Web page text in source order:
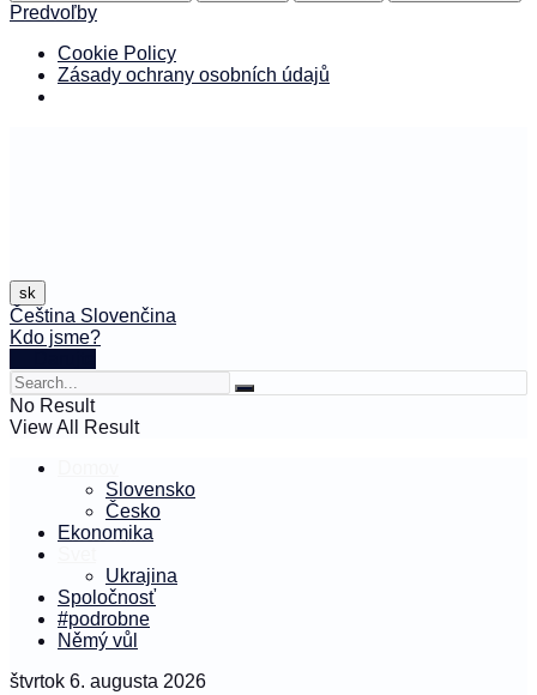
Predvoľby
Cookie Policy
Zásady ochrany osobních údajů
sk
Čeština Slovenčina
Kdo jsme?
No Result
View All Result
Slovensko
Česko
Ekonomika
Ukrajina
Spoločnosť
#podrobne
Němý vůl
štvrtok 6. augusta 2026